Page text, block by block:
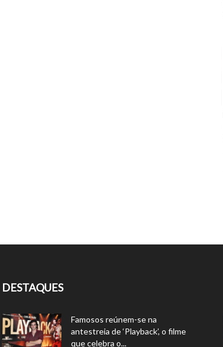
DESTAQUES
Famosos reúnem-se na
antestreia de ‘Playback’, o filme
que celebra o...